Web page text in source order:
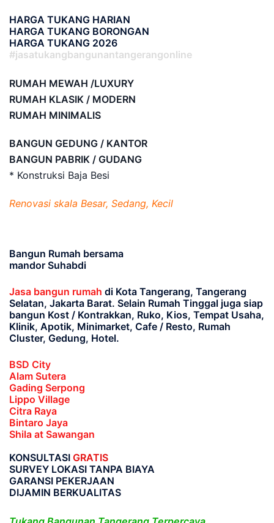
HARGA TUKANG HARIAN
HARGA TUKANG BORONGAN
HARGA TUKANG 2026
#jasatukangbangunantangerangonline
RUMAH MEWAH /LUXURY
RUMAH KLASIK / MODERN
RUMAH MINIMALIS
BANGUN GEDUNG / KANTOR
BANGUN PABRIK / GUDANG
* Konstruksi Baja Besi
Renovasi skala Besar, Sedang, Kecil
Bangun Rumah bersama
mandor Suhabdi
Jasa bangun rumah di Kota Tangerang, Tangerang
Selatan, Jakarta Barat. Selain Rumah Tinggal juga siap
bangun Kost / Kontrakkan, Ruko, Kios, Tempat Usaha,
Klinik, Apotik, Minimarket, Cafe / Resto, Rumah
Cluster, Gedung, Hotel.
BSD City
Alam Sutera
Gading Serpong
Lippo Village
Citra Raya
Bintaro Jaya
Shila at Sawangan
KONSULTASI GRATIS
SURVEY LOKASI TANPA BIAYA
GARANSI PEKERJAAN
DIJAMIN BERKUALITAS